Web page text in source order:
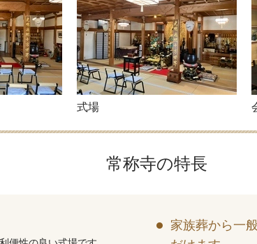
式場
常称寺の特長
家族葬から一